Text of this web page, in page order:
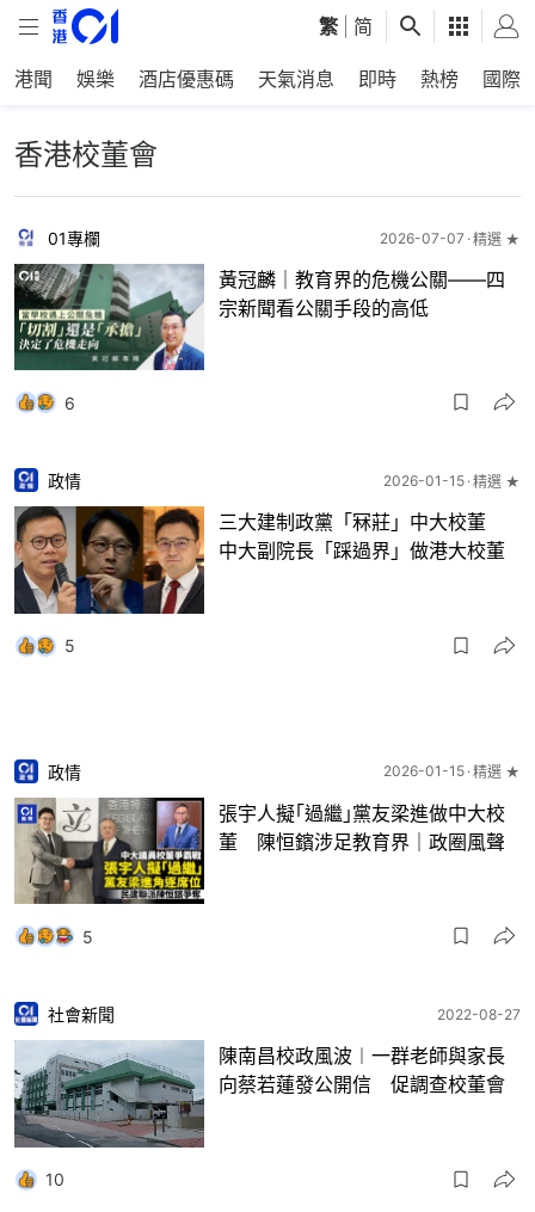
繁 简
港聞 娛樂 酒店優惠碼 天氣消息 即時 熱榜 國際
香港校董會
01專欄 2026-07-07 精選 ★
​黃冠麟｜教育界的危機公關——四
宗新聞看公關手段的高低
6
政情 2026-01-15 精選 ★
三大建制政黨「冧莊」中大校董
中大副院長「踩過界」做港大校董
5
政情 2026-01-15 精選 ★
張宇人擬｢過繼｣黨友梁進做中大校
董 陳恒鑌涉足教育界｜政圈風聲
5
社會新聞 2022-08-27
陳南昌校政風波︱一群老師與家長
向蔡若蓮發公開信 促調查校董會
10